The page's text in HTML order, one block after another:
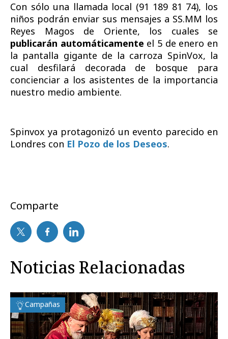
Con sólo una llamada local (91 189 81 74), los
niños podrán enviar sus mensajes a SS.MM los
Reyes Magos de Oriente, los cuales se
publicarán automáticamente el 5 de enero en
la pantalla gigante de la carroza SpinVox, la
cual desfilará decorada de bosque para
concienciar a los asistentes de la importancia
nuestro medio ambiente.
Spinvox ya protagonizó un evento parecido en
Londres con El Pozo de los Deseos.
Comparte
Noticias Relacionadas
Campañas